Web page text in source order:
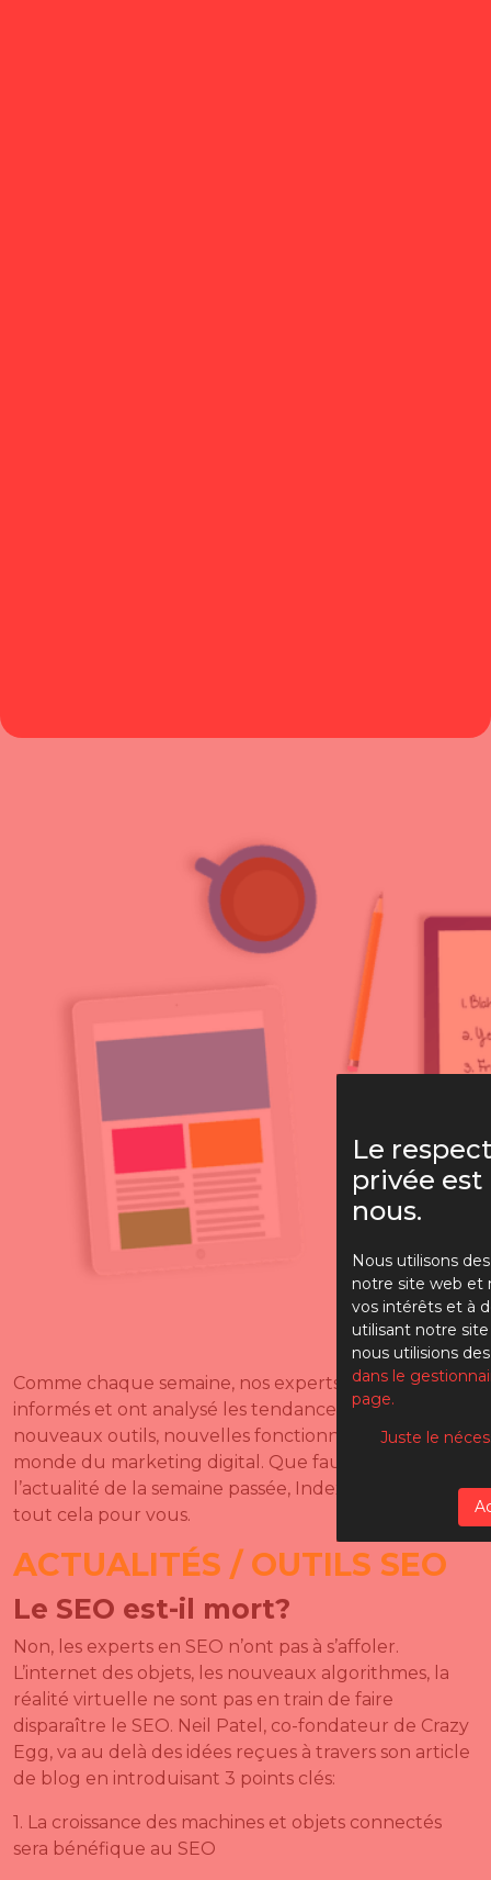
Comme chaque semaine, nos experts se sont
informés et ont analysé les tendances, mises à jour,
nouveaux outils, nouvelles fonctionnalités du
monde du marketing digital. Que faut-il retenir de
l’actualité de la semaine passée, Index décryptent
tout cela pour vous.
ACTUALITÉS / OUTILS SEO
Le SEO est-il mort?
Non, les experts en SEO n’ont pas à s’affoler.
L’internet des objets, les nouveaux algorithmes, la
réalité virtuelle ne sont pas en train de faire
disparaître le SEO. Neil Patel, co-fondateur de Crazy
Egg, va au delà des idées reçues à travers son article
de blog en introduisant 3 points clés:
1. La croissance des machines et objets connectés
sera bénéfique au SEO
Le
privée
nous.
Nous utilisons
notre site web et
vos intérêts et à
utilisant notre
nous utilisions
dans le
page.
Juste le